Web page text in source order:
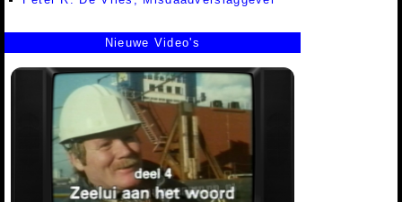
Nieuwe Video's